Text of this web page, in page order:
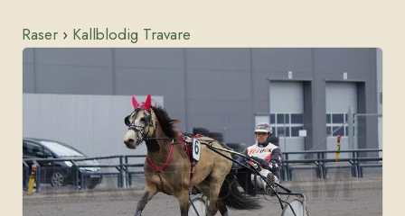
Raser › Kallblodig Travare